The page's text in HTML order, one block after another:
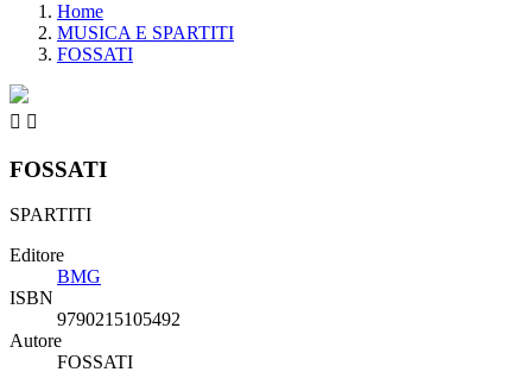
Home
MUSICA E SPARTITI
FOSSATI
 
FOSSATI
SPARTITI
Editore
BMG
ISBN
9790215105492
Autore
FOSSATI